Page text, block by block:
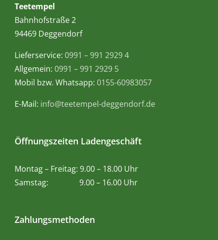
Teetempel
Bahnhofstraße 2
94469 Deggendorf
Lieferservice: 0991 – 991 2929 4
Allgemein: 0991 – 991 2929 5
Mobil bzw. Whatsapp: 0155-60983057
E-Mail: info@teetempel-deggendorf.de
Öffnungszeiten Ladengeschäft
Montag – Freitag: 9.00 – 18.00 Uhr
Samstag: 9.00 – 16.00 Uhr
Zahlungsmethoden